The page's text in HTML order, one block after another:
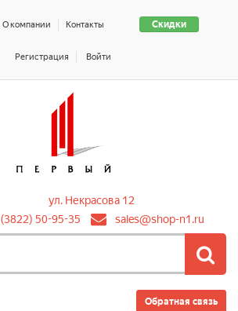
Скидки
О компании Контакты
Регистрация Войти
ул. Некрасова 12
(3822) 50-95-35
sales@shop-n1.ru
Обратная связь